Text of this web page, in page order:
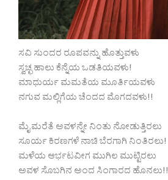
ಸವಿ ಸುಂದರ ರೂಪವನ್ನು ಹೊತ್ತುವಳು
ಸ್ವಚ್ಛ ಹಾಲು ಕೆನ್ನೆಯ ಒಡತಿಯವಳು!
ಮಾಧುರ್ಯ ಮಮತೆಯ ಮೂರ್ತಿಯವಳು
ನಗುವ ಮಲ್ಲಿಗೆಯ ಚೆಂದದ ಮೊಗದವಳು!!
ಮೈ ಮರೆತೆ ಅವಳನ್ನೇ ನಿಂತು ನೋಡುತ್ತಿರಲು
ಸೂರ್ಯ ಕಿರಣಗಳೆ ನಾಚಿ ಬೆರಗಾಗಿ ನಿಂತಿರಲು!
ಮಳೆಯ ಆರ್ಭಟವೀಗ ಮುಗಿಲ ಮುಟ್ಟಿರಲು
ಅವಳ ಸೊಬಗಿನ ಅಂದ ಸಿಂಗಾರದ ಹೊನಲು!!